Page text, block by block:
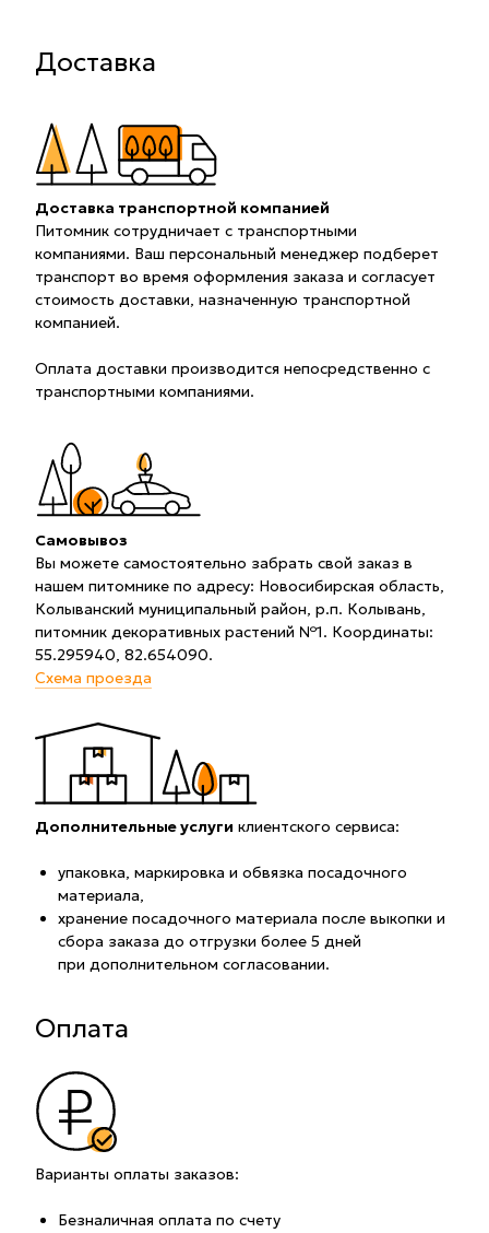
Доставка
Доставка транспортной компанией
Питомник сотрудничает с транспортными
компаниями. Ваш персональный менеджер подберет
транспорт во время оформления заказа и согласует
стоимость доставки, назначенную транспортной
компанией.
Оплата доставки производится непосредственно с
транспортными компаниями.
Самовывоз
Вы можете самостоятельно забрать свой заказ в
нашем питомнике по адресу: Новосибирская область,
Колыванский муниципальный район, р.п. Колывань,
питомник декоративных растений №1. Координаты:
55.295940, 82.654090.
Схема проезда
Дополнительные услуги клиентского сервиса:
упаковка, маркировка и обвязка посадочного
материала,
хранение посадочного материала после выкопки и
сбора заказа до отгрузки более 5 дней
при дополнительном согласовании.
Оплата
Варианты оплаты заказов:
Безналичная оплата по счету